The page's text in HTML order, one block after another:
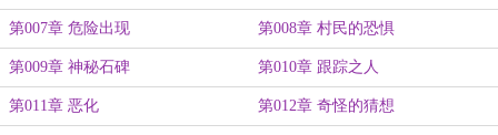
第007章 危险出现 第008章 村民的恐惧
第009章 神秘石碑 第010章 跟踪之人
第011章 恶化 第012章 奇怪的猜想